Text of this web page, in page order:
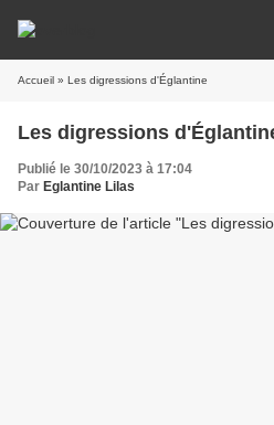
Accueil » Les digressions d'Églantine
Les digressions
Publié le 30/10/2023 à 17:04
Par Eglantine Lilas